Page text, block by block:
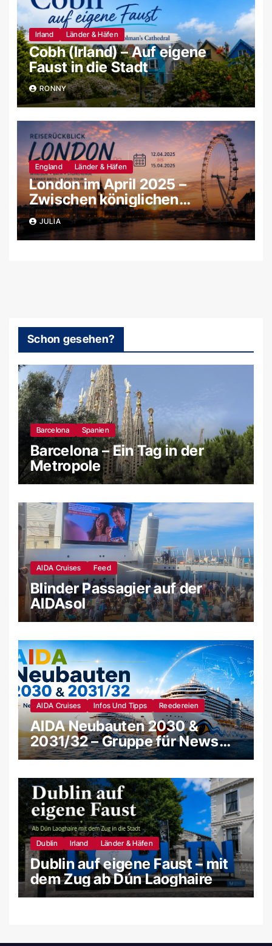
Irland Länder & Häfen
Cobh (Irland) – Auf eigene
Faust in die Stadt
RONNY
England Länder & Häfen
London im April 2025 –
Zwischen königlichen
Schlössern, magischen
Filmkulissen und uralten
Steinkreisen
JULIA
Schon gesehen?
Barcelona Spanien
Barcelona – Ein Tag in der
Metropole
AIDA Cruises Feed
Blinder Passagier auf der
AIDAsol
AIDA Cruises Infos Und Tipps Reedereien
AIDA Neubauten 2030 &
2031/32 – Gruppe für News
und Gerüchte
Dublin Irland Länder & Häfen
Dublin auf eigene Faust – mit
dem Zug ab Dún Laoghaire